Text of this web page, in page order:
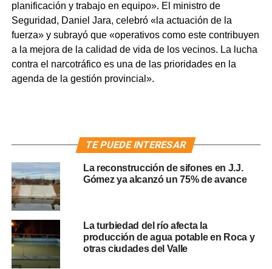
planificación y trabajo en equipo». El ministro de
Seguridad, Daniel Jara, celebró «la actuación de la
fuerza» y subrayó que «operativos como este contribuyen
a la mejora de la calidad de vida de los vecinos. La lucha
contra el narcotráfico es una de las prioridades en la
agenda de la gestión provincial».
TE PUEDE INTERESAR
La reconstrucción de sifones en J.J.
Gómez ya alcanzó un 75% de avance
La turbiedad del río afecta la
producción de agua potable en Roca y
otras ciudades del Valle